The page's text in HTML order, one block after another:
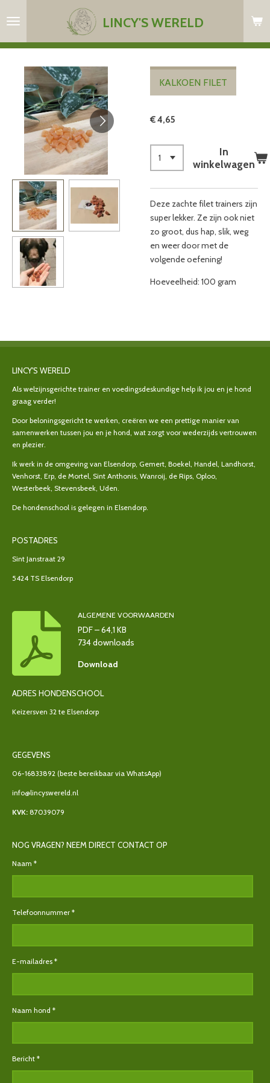
direct
hoofdinhoud
LINCY'S WERELD
KALKOEN FILET
€ 4,65
In
winkelwagen
Deze zachte filet trainers zijn
super lekker. Ze zijn ook niet
zo groot, dus hap, slik, weg
en weer door met de
volgende oefening!
Hoeveelheid: 100 gram
LINCY'S WERELD
Als welzijnsgerichte trainer en voedingsdeskundige help ik jou en je hond
graag verder!
Door beloningsgericht te werken, creëren we een prettige manier van
samenwerken tussen jou en je hond, wat zorgt voor wederzijds vertrouwen
en plezier.
Ik werk in de omgeving van Elsendorp, Gemert, Boekel, Handel, Landhorst,
Venhorst, Erp, de Mortel, Sint Anthonis, Wanroij, de Rips, Oploo,
Westerbeek, Stevensbeek, Uden.
De hondenschool is gelegen in Elsendorp.
POSTADRES
Sint Janstraat 29
5424 TS Elsendorp
ALGEMENE VOORWAARDEN
PDF – 64,1 KB
734 downloads
Download
ADRES HONDENSCHOOL
Keizersven 32 te Elsendorp
GEGEVENS
06-16833892 (beste bereikbaar via WhatsApp)
info@lincyswereld.nl
KVK: 87039079
NOG VRAGEN? NEEM DIRECT CONTACT OP
Naam *
Telefoonnummer *
E-mailadres *
Naam hond *
Bericht *